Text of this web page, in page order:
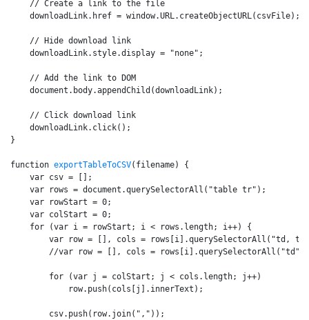
    // Create a link to the file
    downloadLink.href = window.URL.createObjectURL(csvFile);
    // Hide download link
    downloadLink.style.display = "none";
    // Add the link to DOM
    document.body.appendChild(downloadLink);
    // Click download link
    downloadLink.click();
}
function exportTableToCSV(filename) {
    var csv = [];
    var rows = document.querySelectorAll("table tr");
    var rowStart = 0;
    var colStart = 0;
    for (var i = rowStart; i < rows.length; i++) {
var row = [], cols = rows[i].querySelectorAll("td,
//var row = [], cols =
        for (var j = colStart; j < cols.length; j++)
            row.push(cols[j].innerText);
        csv.push(row.join(","));